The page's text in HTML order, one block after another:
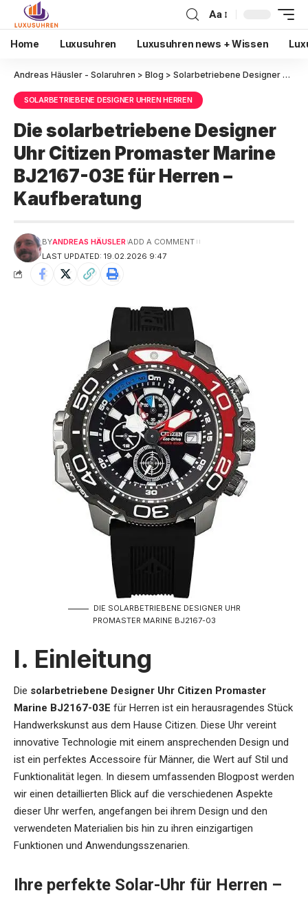
Aa
Home Luxusuhren Luxusuhren news + Wissen
Andreas Häusler - Solaruhren > Blog > Solarbetriebene Designer Uhren Herren
SOLARBETRIEBENE DESIGNER UHREN HERREN
Die solarbetriebene Designer
Uhr Citizen Promaster Marine
BJ2167-03E für Herren –
Kaufberatung
LAST UPDATED: 19.02.2026 9:47
BYANDREAS HÄUSLER ADD A COMMENT
DIE SOLARBETRIEBENE DESIGNER UHR
PROMASTER MARINE BJ2167-03
I. Einleitung
Die solarbetriebene Designer Uhr Citizen Promaster
Marine BJ2167-03E für Herren ist ein herausragendes Stück
Handwerkskunst aus dem Hause Citizen. Diese Uhr vereint
innovative Technologie mit einem ansprechenden Design und
ist ein perfektes Accessoire für Männer, die Wert auf Stil und
Funktionalität legen. In diesem umfassenden Blogpost werden
wir einen detaillierten Blick auf die verschiedenen Aspekte
dieser Uhr werfen, angefangen bei ihrem Design und den
verwendeten Materialien bis hin zu ihren einzigartigen
Funktionen und Anwendungsszenarien.
Ihre perfekte Solar-Uhr für Herren –